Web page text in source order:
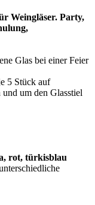
Weingläser. Party,
Glas bei einer Feier
5 Stück auf
um den Glasstiel
rot, türkisblau